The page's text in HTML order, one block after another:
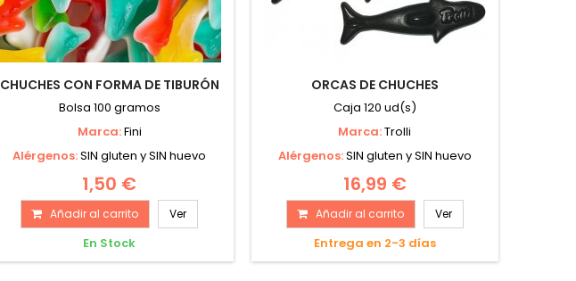
CHUCHES CON FORMA DE TIBURÓN
Bolsa 100 gramos
Marca:Fini
Alérgenos:SIN gluten y SIN huevo
1,50 €
Añadir al carrito Ver
En Stock
ORCAS DE CHUCHES
Caja 120 ud(s)
Marca:Trolli
Alérgenos:SIN gluten y SIN huevo
16,99 €
Añadir al carrito Ver
Entrega en 2-3 días